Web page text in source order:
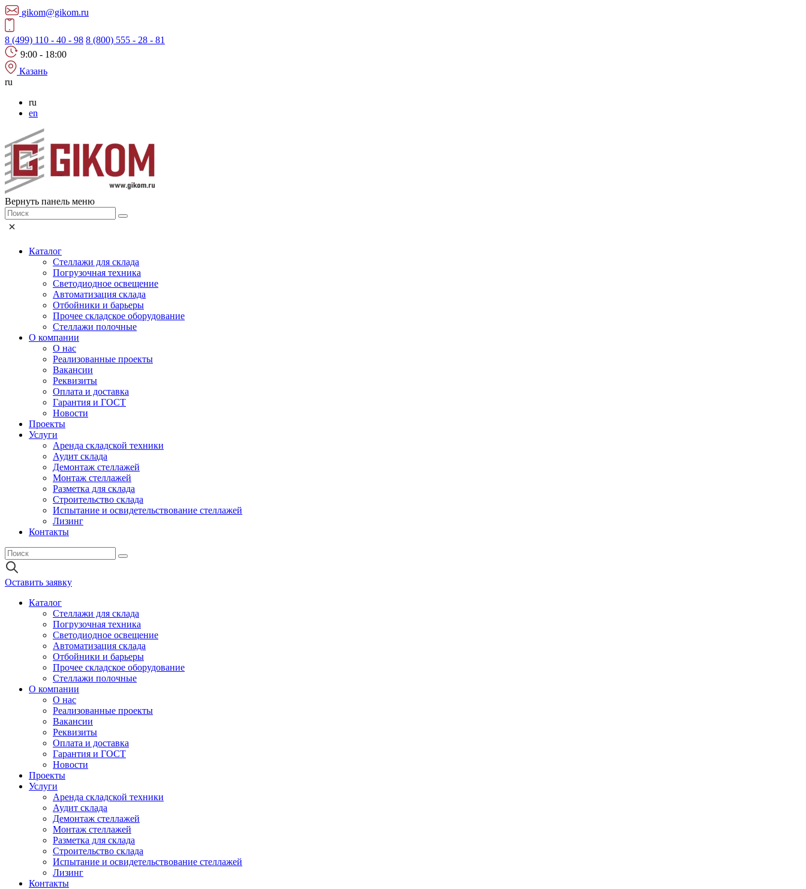
gikom@gikom.ru
8 (499) 110 - 40 - 98 8 (800) 555 - 28 - 81
9:00 - 18:00
Казань
ru
ru
en
Вернуть панель меню
Каталог
Стеллажи для склада
Погрузочная техника
Светодиодное освещение
Автоматизация склада
Отбойники и барьеры
Прочее складское оборудование
Стеллажи полочные
О компании
О нас
Реализованные проекты
Вакансии
Реквизиты
Оплата и доставка
Гарантия и ГОСТ
Новости
Проекты
Услуги
Аренда складской техники
Аудит склада
Демонтаж стеллажей
Монтаж стеллажей
Разметка для склада
Строительство склада
Испытание и освидетельствование стеллажей
Лизинг
Контакты
Оставить заявку
Каталог
Стеллажи для склада
Погрузочная техника
Светодиодное освещение
Автоматизация склада
Отбойники и барьеры
Прочее складское оборудование
Стеллажи полочные
О компании
О нас
Реализованные проекты
Вакансии
Реквизиты
Оплата и доставка
Гарантия и ГОСТ
Новости
Проекты
Услуги
Аренда складской техники
Аудит склада
Демонтаж стеллажей
Монтаж стеллажей
Разметка для склада
Строительство склада
Испытание и освидетельствование стеллажей
Лизинг
Контакты